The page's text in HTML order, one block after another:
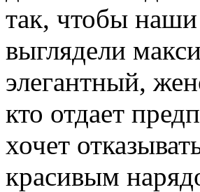
так, чтобы
выглядели
элегантный,
кто отдает
хочет
красивым